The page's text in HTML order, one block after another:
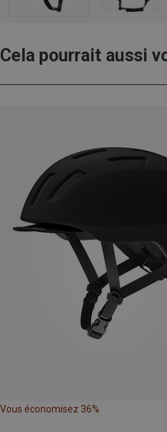
Cela pourrait aussi
Vous économisez 36%